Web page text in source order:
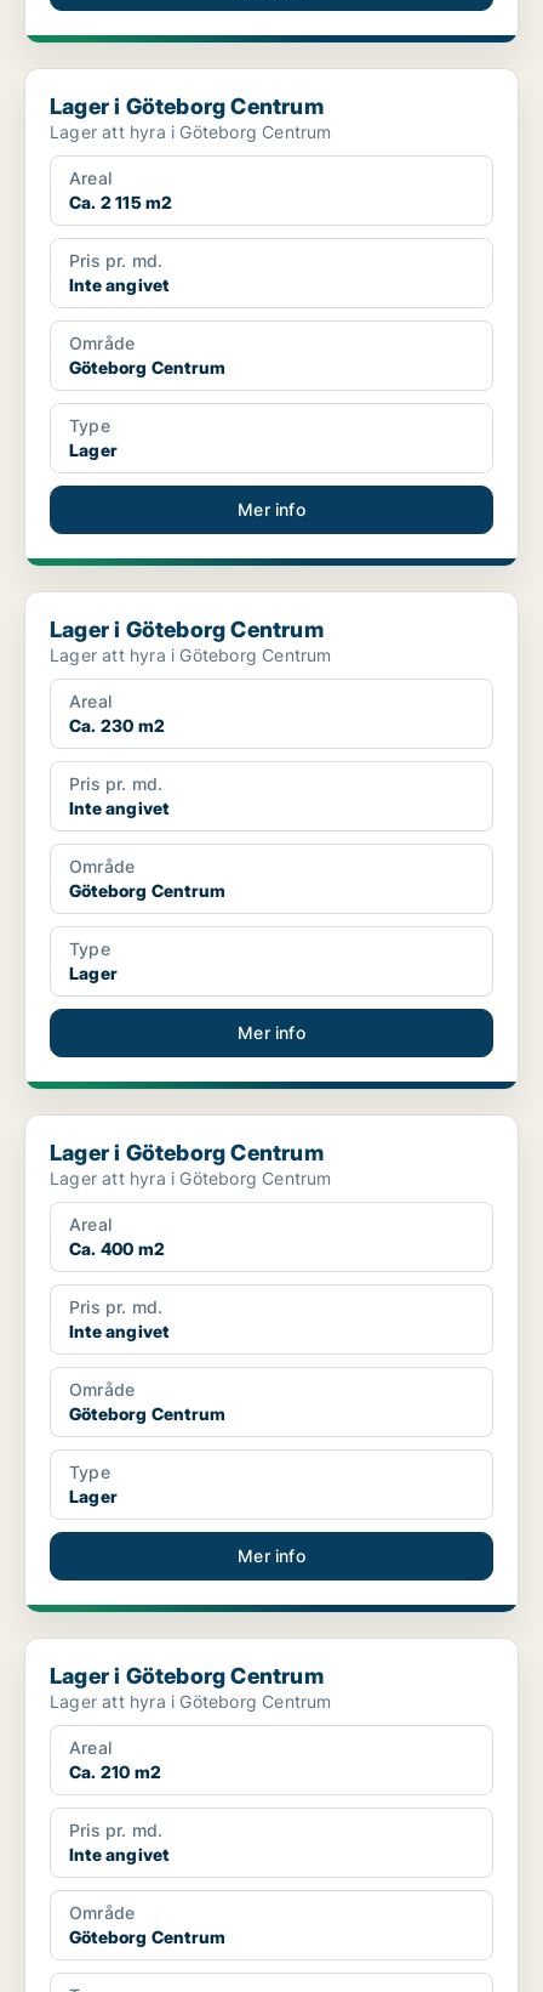
Lager i Göteborg Centrum
Lager i Göteborg Centrum
Lager att hyra i Göteborg Centrum
Areal
Ca. 2 115 m2
Pris pr. md.
Inte angivet
Område
Göteborg Centrum
Type
Lager
Mer info
Lager i Göteborg Centrum
Lager i Göteborg Centrum
Lager att hyra i Göteborg Centrum
Areal
Ca. 230 m2
Pris pr. md.
Inte angivet
Område
Göteborg Centrum
Type
Lager
Mer info
Lager i Göteborg Centrum
Lager i Göteborg Centrum
Lager att hyra i Göteborg Centrum
Areal
Ca. 400 m2
Pris pr. md.
Inte angivet
Område
Göteborg Centrum
Type
Lager
Mer info
Lager i Göteborg Centrum
Lager i Göteborg Centrum
Lager att hyra i Göteborg Centrum
Areal
Ca. 210 m2
Pris pr. md.
Inte angivet
Område
Göteborg Centrum